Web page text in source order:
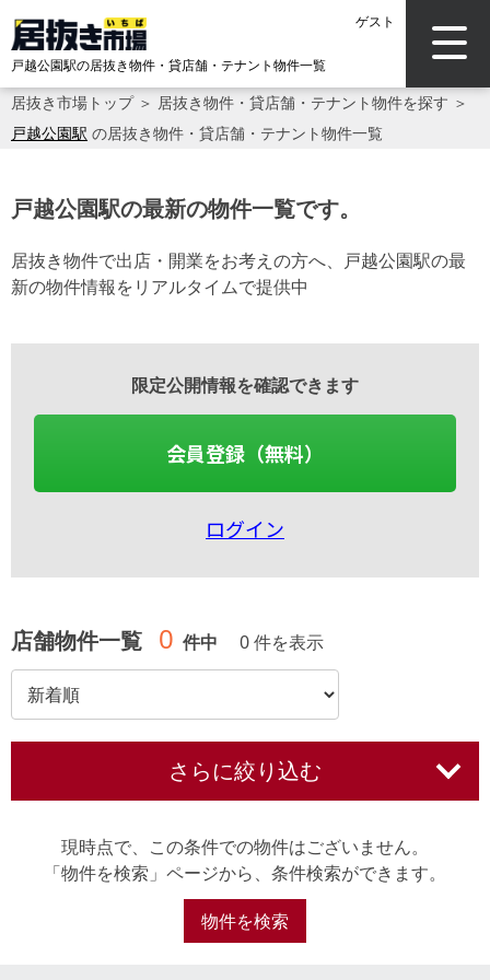
ゲスト
戸越公園駅の居抜き物件・貸店舗・テナント物件一覧
居抜き市場トップ＞ 居抜き物件・貸店舗・テナント物件を探す ＞
戸越公園駅 の居抜き物件・貸店舗・テナント物件一覧
戸越公園駅の最新の物件一覧です。
居抜き物件で出店・開業をお考えの方へ、戸越公園駅の最
新の物件情報をリアルタイムで提供中
限定公開情報を確認できます
会員登録（無料）
ログイン
店舗物件一覧 0 件中 0 件を表示
さらに絞り込む
現時点で、この条件での物件はございません。
「物件を検索」ページから、条件検索ができます。
物件を検索